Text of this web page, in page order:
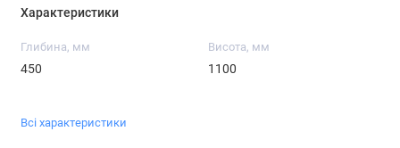
Характеристики
Глибина, мм
450
Висота, мм
1100
Всі характеристики